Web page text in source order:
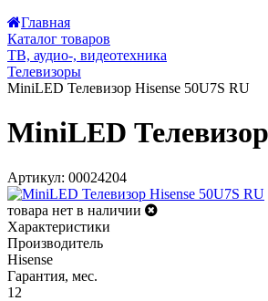
Главная
Каталог товаров
ТВ, аудио-, видеотехника
Телевизоры
MiniLED Телевизор Hisense 50U7S RU
MiniLED
Артикул: 00024204
товара нет в наличии
Характеристики
Производитель
Hisense
Гарантия, мес.
12